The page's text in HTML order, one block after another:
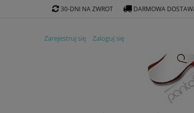
Zarejestruj się Zaloguj się
30-DNI NA ZWROT DARMOWA